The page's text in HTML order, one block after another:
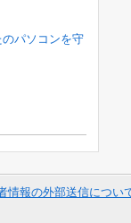
パソコンを守
情報の外部送信につい